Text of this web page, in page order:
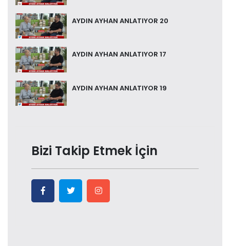
AYDIN AYHAN ANLATIYOR 20
AYDIN AYHAN ANLATIYOR 17
AYDIN AYHAN ANLATIYOR 19
Bizi Takip Etmek İçin